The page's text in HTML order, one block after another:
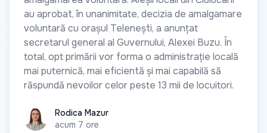
au aprobat, în unanimitate, decizia de amalgamare
voluntară cu orașul Telenești, a anunțat
secretarul general al Guvernului, Alexei Buzu. În
total, opt primării vor forma o administrație locală
mai puternică, mai eficientă și mai capabilă să
răspundă nevoilor celor peste 13 mii de locuitori.
Rodica MazurRodica Mazur
acum 7 ore